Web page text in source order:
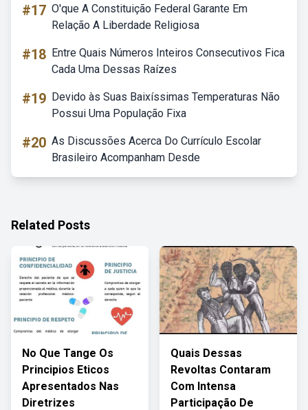
#17 O'que A Constituição Federal Garante Em
Relação A Liberdade Religiosa
#18 Entre Quais Números Inteiros Consecutivos Fica
Cada Uma Dessas Raízes
#19 Devido às Suas Baixíssimas Temperaturas Não
Possui Uma População Fixa
#20 As Discussões Acerca Do Currículo Escolar
Brasileiro Acompanham Desde
Related Posts
No Que Tange Os
Principios Eticos
Apresentados Nas
Diretrizes
Quais Dessas
Revoltas Contaram
Com Intensa
Participação De